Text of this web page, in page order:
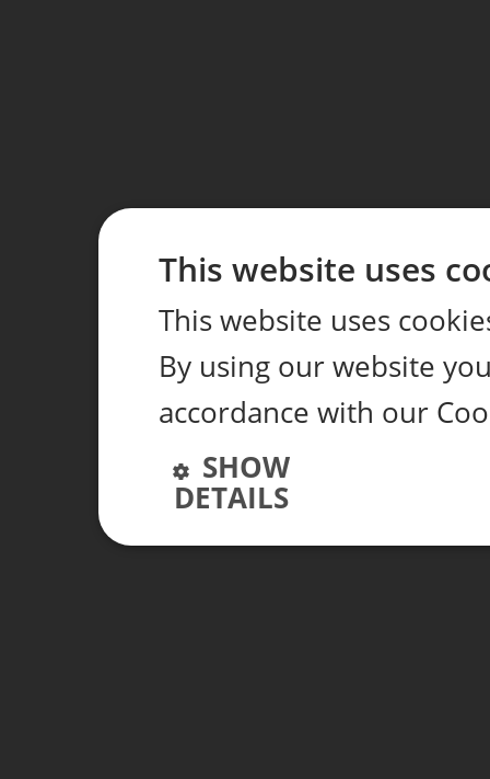
This website uses
This website uses
By using our website
accordance with our
SHOW
DETAILS